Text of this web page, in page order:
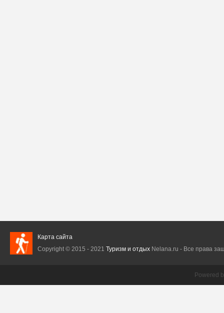
Карта сайта
Copyright © 2015 - 2021 Туризм и отдыхNelana.ru - Все права
Powered